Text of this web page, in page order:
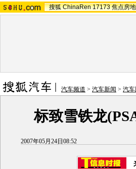
搜狐 ChinaRen 17173 焦点房
汽车频道 > 汽车新闻 > 汽
标致雪铁龙
2007年05月24日08:52